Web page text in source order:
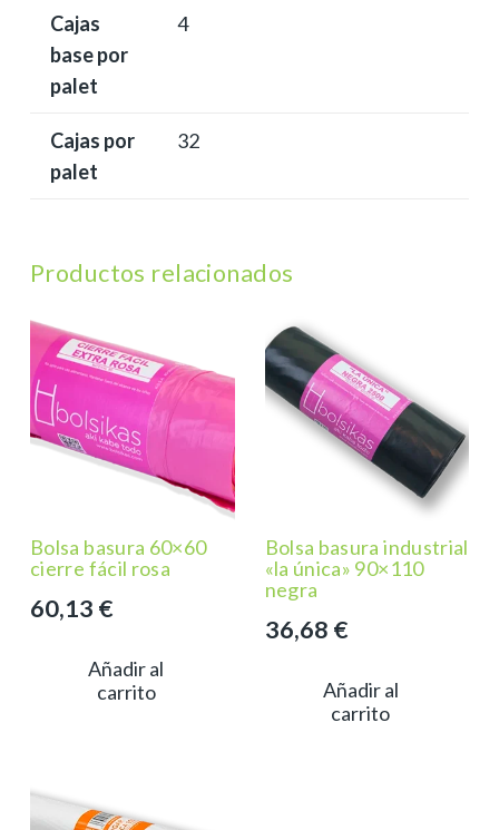
Cajas
base por
palet
4
Cajas por
palet
32
Productos relacionados
Bolsa basura 60×60
cierre fácil rosa
60,13 €
Añadir al
carrito
Bolsa basura industrial
«la única» 90×110
negra
36,68 €
Añadir al
carrito